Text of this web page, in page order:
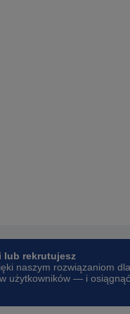
lub rekrutujesz
naszym rozwiązaniom dla
użytkowników — i osiągnąć